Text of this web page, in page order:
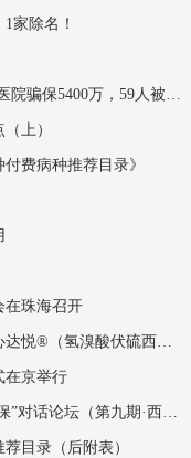
家除名！
保5400万，59人被刑拘！
上）
费病种推荐目录》
在珠海召开
溴酸伏硫西汀片）中国上市
在京举行
话论坛（第九期·西安）
目录（后附表）